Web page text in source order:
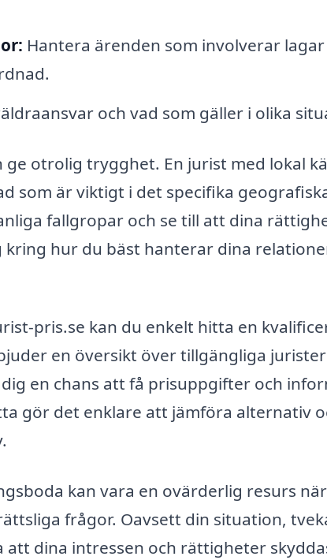
Hantera ärenden som involverar
och vad som gäller i olika
otrolig trygghet. En jurist med lokal
som är viktigt i det specifika
fallgropar och se till att dina
kring hur du bäst hanterar dina
pris.se kan du enkelt hitta en
en översikt över tillgängliga
en chans att få prisuppgifter och
gör det enklare att jämföra alternativ
kan vara en ovärderlig resurs
frågor. Oavsett din situation,
dina intressen och rättigheter